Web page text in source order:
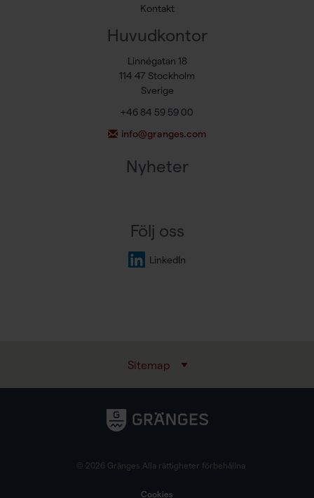
Kontakt
Huvudkontor
Linnégatan 18
114 47 Stockholm
Sverige
+46 84 59 59 00
info@granges.com
Nyheter
Följ oss
LinkedIn
Sitemap
© 2026 Gränges Alla rättigheter förbehållna
Cookies